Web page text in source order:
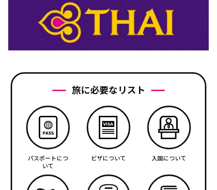
旅に必要なリスト
パスポートにつ
いて
ビザについて 入国について